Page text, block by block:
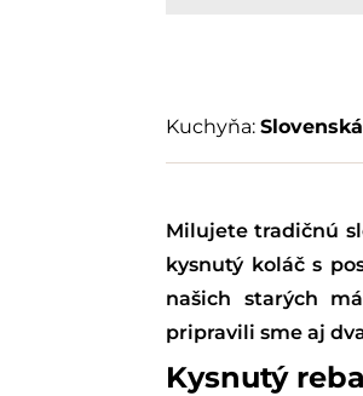
Kuchyňa:
Milujete tradičnú
kysnutý koláč s
našich starých
pripravili sme aj
Kysnutý